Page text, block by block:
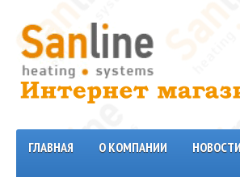
ГЛАВНАЯ О КОМПАНИИ НОВОСТИ